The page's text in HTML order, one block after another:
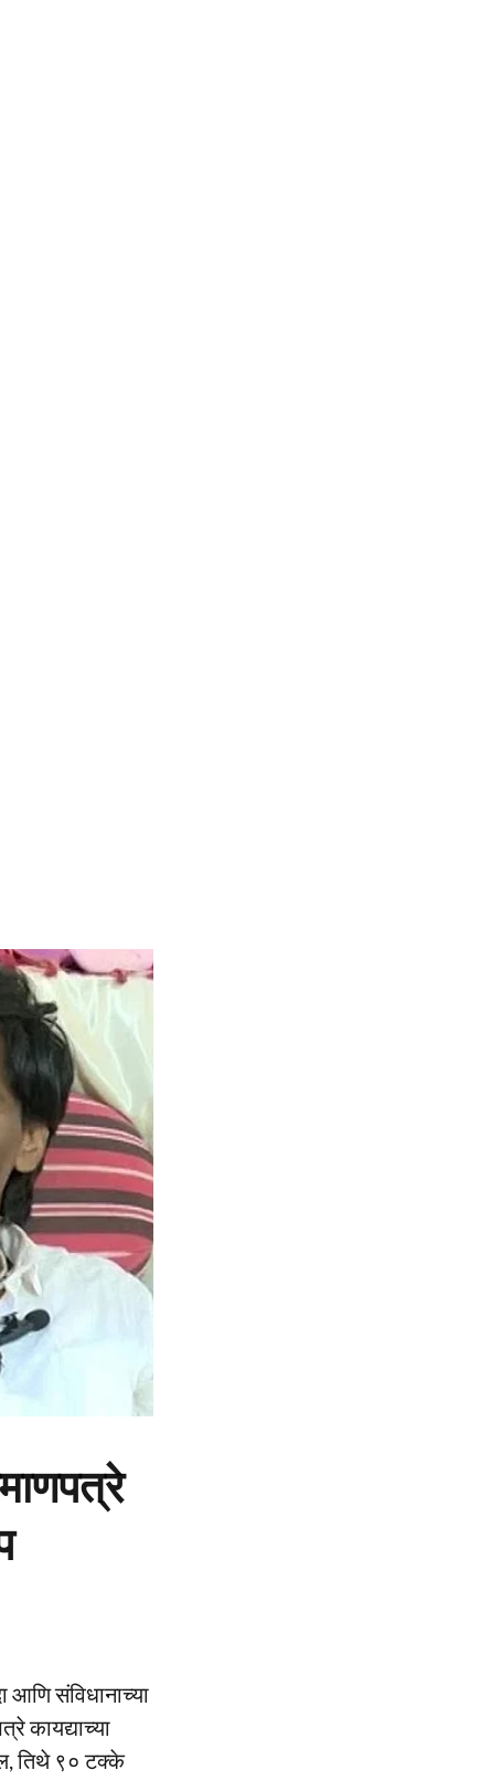
आणि संविधानाच्या
कायद्याच्या
तिथे ९० टक्के